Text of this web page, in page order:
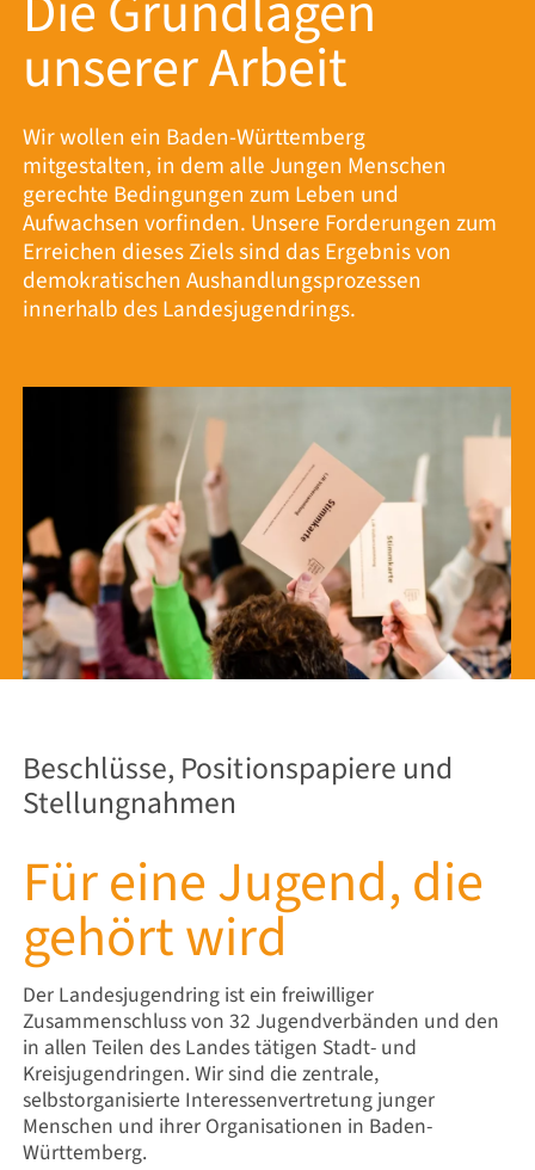
unserer Arbeit
Wir wollen ein Baden-Württemberg
mitgestalten, in dem alle Jungen Menschen
gerechte Bedingungen zum Leben und
Aufwachsen vorfinden. Unsere Forderungen zum
Erreichen dieses Ziels sind das Ergebnis von
demokratischen Aushandlungsprozessen
innerhalb des Landesjugendrings.
Beschlüsse, Positionspapiere und
Stellungnahmen
Für eine Jugend, die
gehört wird
Der Landesjugendring ist ein freiwilliger
Zusammenschluss von 32 Jugendverbänden und den
in allen Teilen des Landes tätigen Stadt- und
Kreisjugendringen. Wir sind die zentrale,
selbstorganisierte Interessenvertretung junger
Menschen und ihrer Organisationen in Baden-
Württemberg.